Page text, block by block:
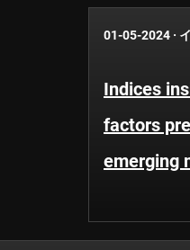
01-05-2024 ·
Indices
factors
emerging